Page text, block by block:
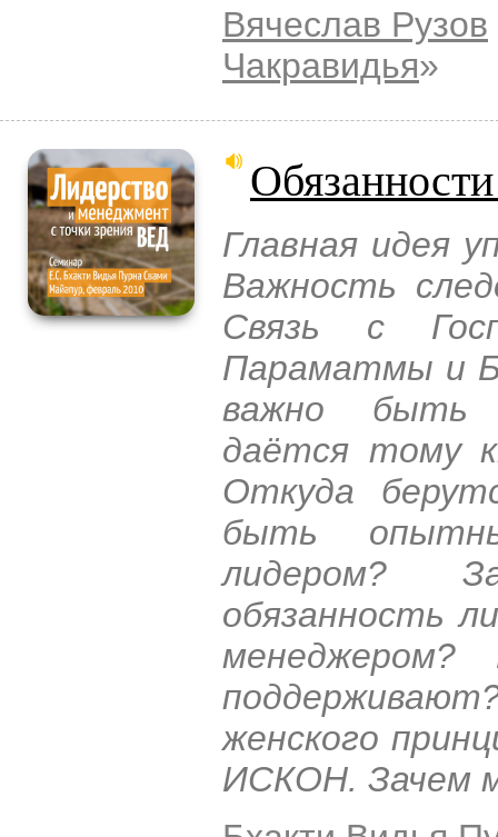
Вячеслав Рузов
Чакравидья»
Главная идея
Важность
Связь с
Параматмы и
важно быть
даётся тому
Откуда
быть
лидером?
обязанность
женского
ИСКОН. Зачем